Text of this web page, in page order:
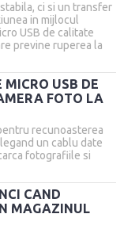
ci si un transfer
in mijlocul
USB de calitate
previne ruperea la
MICRO USB DE
FOTO LA
recunoasterea
un cablu date
fotografiile si
CAND
MAGAZINUL